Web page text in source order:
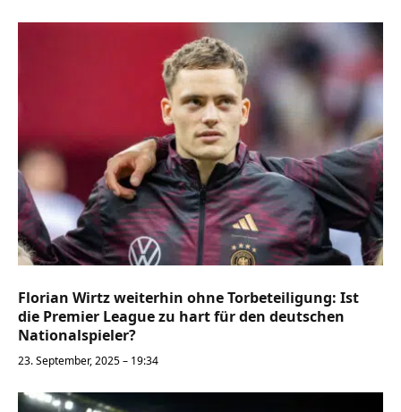
Florian Wirtz weiterhin ohne Torbeteiligung: Ist
die Premier League zu hart für den deutschen
Nationalspieler?
23. September, 2025 – 19:34